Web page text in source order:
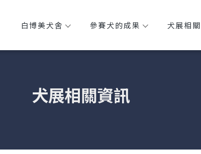
白博美犬舍 參賽犬的成果 犬展相
犬展相關資訊